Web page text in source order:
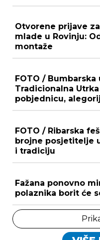
Otvorene prijave
mlade u Rovinju:
montaže
FOTO /
Tradicionalna
pobjednicu,
FOTO / Ribarska
brojne posjetitelje
i tradiciju
Fažana ponovno
polaznika borit će